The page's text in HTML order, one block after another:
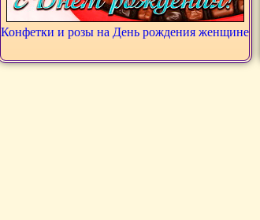
Конфетки и розы на День рождения женщине